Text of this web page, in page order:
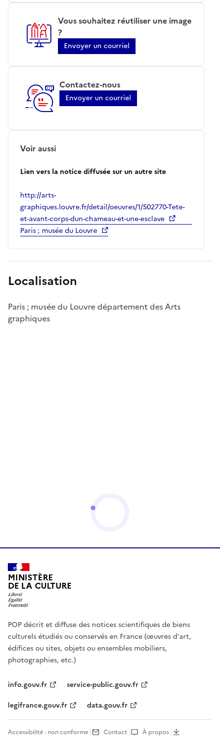
Vous souhaitez réutiliser une image
?
Envoyer un courriel
Contactez-nous
Envoyer un courriel
Voir aussi
Lien vers la notice diffusée sur un autre site
http://arts-
graphiques.louvre.fr/detail/oeuvres/1/502770-Tete-
et-avant-corps-dun-chameau-et-une-esclave
Paris ; musée du Louvre
Localisation
Paris ; musée du Louvre département des Arts
graphiques
MINISTÈRE
DE LA CULTURE
POP décrit et diffuse des notices scientifiques de biens
culturels étudiés ou conservés en France (œuvres d'art,
édifices ou sites, objets ou ensembles mobiliers,
photographies, etc.)
info.gouv.fr
service-public.gouv.fr
legifrance.gouv.fr
data.gouv.fr
Accessibilité : non conforme Contact À propos